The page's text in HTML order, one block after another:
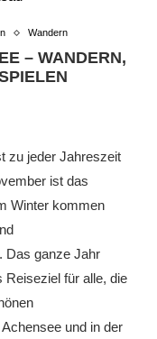
Wandern
– WANDERN,
zu jeder Jahreszeit
ist das
Winter kommen
Das ganze Jahr
Reiseziel für alle, die
und in der